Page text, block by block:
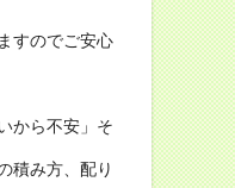
すのでご安心
から不安」そ
積み方、配り